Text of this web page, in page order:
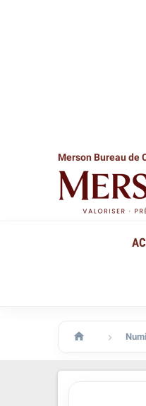
Merson Bureau de
 